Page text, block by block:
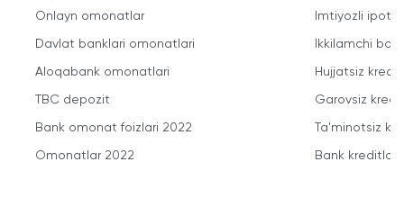
Onlayn omonatlar
Davlat banklari omonatlari
Aloqabank omonatlari
TBC depozit
Bank omonat foizlari 2022
Omonatlar 2022
Imtiyozli
Ikkilamchi
Hujjatsiz
Garovsiz
Ta'minotsiz
Bank kreditlari